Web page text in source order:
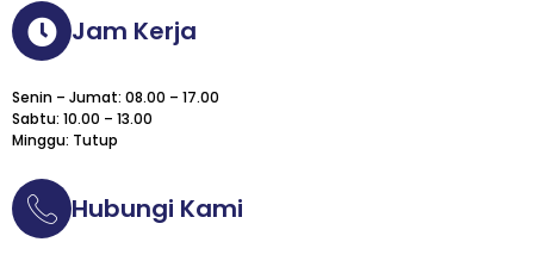
Jam Kerja
Senin – Jumat: 08.00 – 17.00
Sabtu: 10.00 – 13.00
Minggu: Tutup
Hubungi Kami